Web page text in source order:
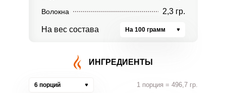
Волокна 2,3 гр.
На вес состава На 100 грамм
ИНГРЕДИЕНТЫ
6 порций 1 порция = 496,7 гр.